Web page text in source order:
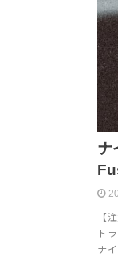
ナ
【
ト
ナ